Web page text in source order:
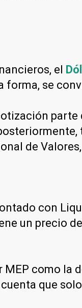
el
forma, se
de
con
un precio
como la
que